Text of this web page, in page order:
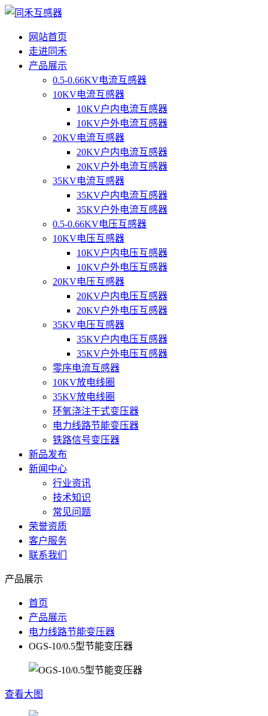
网站首页
走进同禾
产品展示
0.5-0.66KV电流互感器
10KV电流互感器
10KV户内电流互感器
10KV户外电流互感器
20KV电流互感器
20KV户内电流互感器
20KV户外电流互感器
35KV电流互感器
35KV户内电流互感器
35KV户外电流互感器
0.5-0.66KV电压互感器
10KV电压互感器
10KV户内电压互感器
10KV户外电压互感器
20KV电压互感器
20KV户内电压互感器
20KV户外电压互感器
35KV电压互感器
35KV户内电压互感器
35KV户外电压互感器
零序电流互感器
10KV放电线圈
35KV放电线圈
环氧浇注干式变压器
电力线路节能变压器
铁路信号变压器
新品发布
新闻中心
行业资讯
技术知识
常见问题
荣誉资质
客户服务
联系我们
产品展示
首页
产品展示
电力线路节能变压器
OGS-10/0.5型节能变压器
查看大图